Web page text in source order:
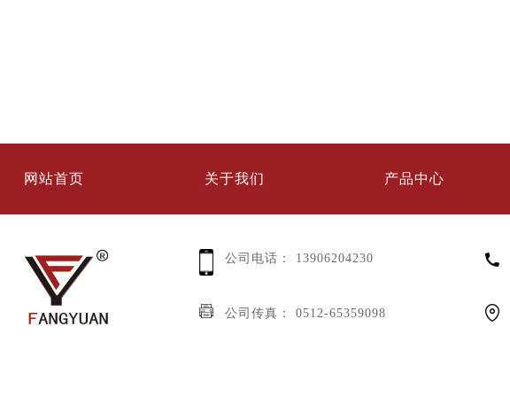
网站首页 关于我们 产品中心
公司电话： 13906204230
公司传真： 0512-65359098